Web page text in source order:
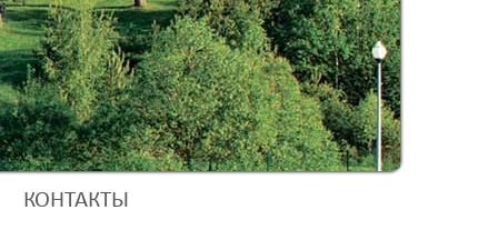
КОНТАКТЫ